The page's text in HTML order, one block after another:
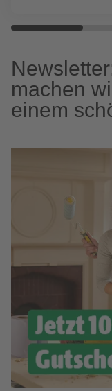
machen
einem